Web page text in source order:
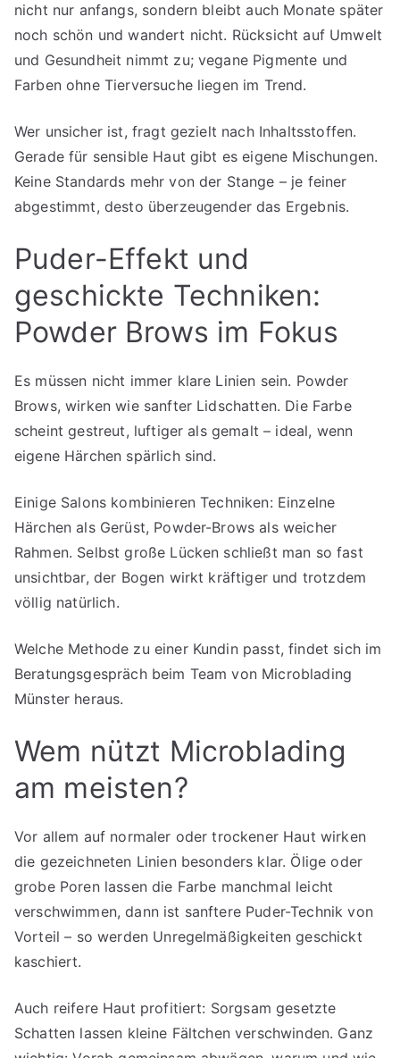
nicht nur anfangs, sondern bleibt auch Monate später
noch schön und wandert nicht. Rücksicht auf Umwelt
und Gesundheit nimmt zu; vegane Pigmente und
Farben ohne Tierversuche liegen im Trend.
Wer unsicher ist, fragt gezielt nach Inhaltsstoffen.
Gerade für sensible Haut gibt es eigene Mischungen.
Keine Standards mehr von der Stange – je feiner
abgestimmt, desto überzeugender das Ergebnis.
Puder-Effekt und
geschickte Techniken:
Powder Brows im Fokus
Es müssen nicht immer klare Linien sein. Powder
Brows, wirken wie sanfter Lidschatten. Die Farbe
scheint gestreut, luftiger als gemalt – ideal, wenn
eigene Härchen spärlich sind.
Einige Salons kombinieren Techniken: Einzelne
Härchen als Gerüst, Powder-Brows als weicher
Rahmen. Selbst große Lücken schließt man so fast
unsichtbar, der Bogen wirkt kräftiger und trotzdem
völlig natürlich.
Welche Methode zu einer Kundin passt, findet sich im
Beratungsgespräch beim Team von Microblading
Münster heraus.
Wem nützt Microblading
am meisten?
Vor allem auf normaler oder trockener Haut wirken
die gezeichneten Linien besonders klar. Ölige oder
grobe Poren lassen die Farbe manchmal leicht
verschwimmen, dann ist sanftere Puder-Technik von
Vorteil – so werden Unregelmäßigkeiten geschickt
kaschiert.
Auch reifere Haut profitiert: Sorgsam gesetzte
Schatten lassen kleine Fältchen verschwinden. Ganz